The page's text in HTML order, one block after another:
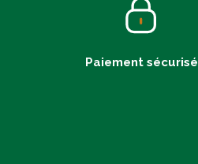
Paiement sécurisé